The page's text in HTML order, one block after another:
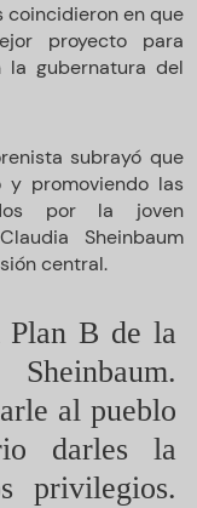
coincidieron en que
proyecto para
gubernatura del
subrayó que
promoviendo las
por la joven
Sheinbaum
central.
Plan B de la
al pueblo
darles la
privilegios.